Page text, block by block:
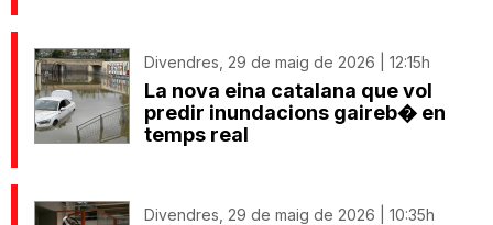
Divendres, 29 de maig de 2026 | 12:15h
La nova eina catalana que vol
predir inundacions gaireb� en
temps real
Divendres, 29 de maig de 2026 | 10:35h